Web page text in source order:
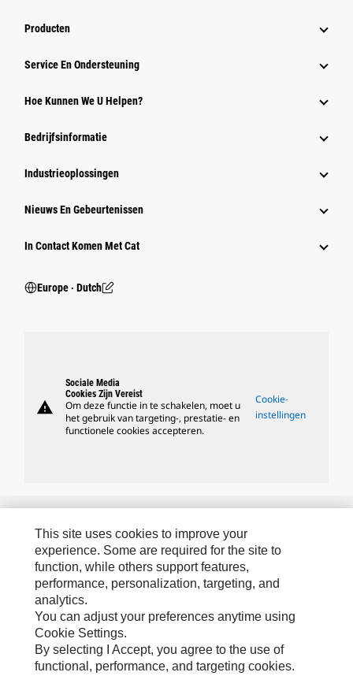
Producten
Service En Ondersteuning
Hoe Kunnen We U Helpen?
Bedrijfsinformatie
Industrieoplossingen
Nieuws En Gebeurtenissen
In Contact Komen Met Cat
Europe ‧ Dutch
warning
Sociale Media
Cookies Zijn Vereist
Om deze functie in te schakelen, moet u
het gebruik van targeting-, prestatie- en
functionele cookies accepteren.
Cookie-
instellingen
Caterpillar.com
Contact Caterpillar
Mijn Marketingvoorkeuren
Site Map
This site uses cookies to improve your
experience. Some are required for the site to
function, while others support features,
performance, personalization, targeting, and
analytics.
You can adjust your preferences anytime using
Cookie Settings.
By selecting I Accept, you agree to the use of
functional, performance, and targeting cookies.